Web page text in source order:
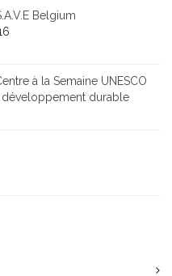
Belgium
à la Semaine UNESCO
durable